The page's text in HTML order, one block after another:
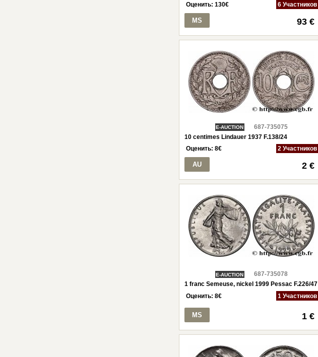
Оценить:130€ 6 Участников
MS 93 €
E-AUCTION
687-735075
10 centimes Lindauer 1937 F.138/24
Оценить:8€ 2 Участников
AU 2 €
E-AUCTION
687-735078
1 franc Semeuse, nickel 1999 Pessac F.226/47
Оценить:8€ 1 Участников
MS 1 €